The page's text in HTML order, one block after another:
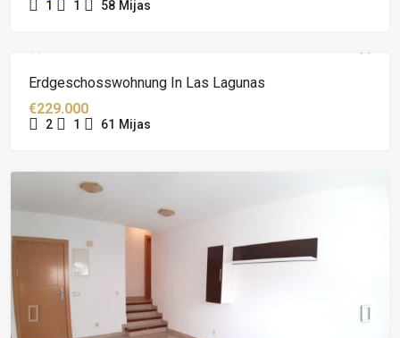
1 1 58 Mijas
Erdgeschosswohnung In Las Lagunas
€229.000
2 1 61 Mijas